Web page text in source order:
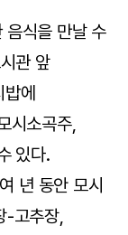
음식을 만날 수
관 앞
에
시소곡주,
있다.
년 동안 모시
-고추장,